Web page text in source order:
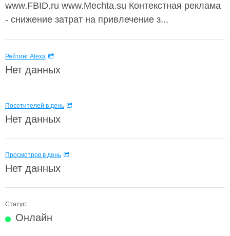
www.FBID.ru www.Mechta.su Контекстная реклама
- cнижение затрат на привлечение з...
Рейтинг Alexa
Нет данных
Посетителей в день
Нет данных
Просмотров в день
Нет данных
Статус:
Онлайн